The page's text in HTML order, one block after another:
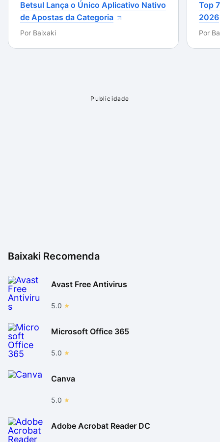
Portable em outo PC. Por fim, algumas configurações
são exclusivas do PC, portanto não podem ser
aplicadas na versão de bolso. Todavia, esses
problemas não tiram o charme do pequeno browser.
Betsul Lança o Único Aplicativo Nativo
de Apostas da Categoria
Por Baixaki
Top
2026
Por
Baixaki Recomenda
Avast Free Antivirus
5.0
Microsoft Office 365
5.0
Canva
5.0
Adobe Acrobat Reader DC